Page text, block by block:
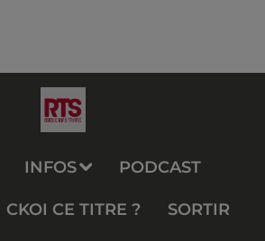
INFOS PODCAST
CKOI CE TITRE ? SORTIR